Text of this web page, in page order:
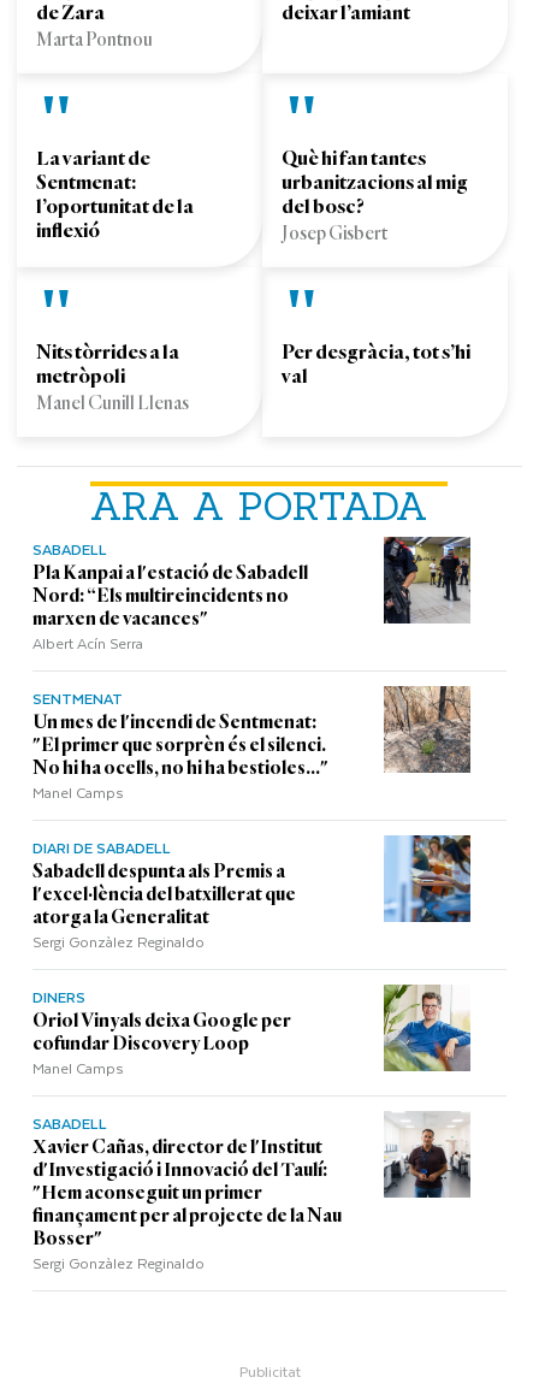
ARA A PORTADA
SABADELL
Pla Kanpai a l'estació de Sabadell
Nord: “Els multireincidents no
marxen de vacances"
Albert Acín Serra
SENTMENAT
Un mes de l'incendi de Sentmenat:
"El primer que sorprèn és el silenci.
No hi ha ocells, no hi ha bestioles..."
Manel Camps
DIARI DE SABADELL
Sabadell despunta als Premis a
l'excel·lència del batxillerat que
atorga la Generalitat
Sergi Gonzàlez Reginaldo
DINERS
Oriol Vinyals deixa Google per
cofundar Discovery Loop
Manel Camps
SABADELL
Xavier Cañas, director de l'Institut
d'Investigació i Innovació del Taulí:
"Hem aconseguit un primer
finançament per al projecte de la Nau
Bosser"
Sergi Gonzàlez Reginaldo
de Zara
Marta Pontnou
deixar l’amiant
La variant de
Sentmenat:
l’oportunitat de la
inflexió
Què hi fan tantes
urbanitzacions al mig
del bosc?
Josep Gisbert
Nits tòrrides a la
metròpoli
Manel Cunill Llenas
Per desgràcia, tot s’hi
val